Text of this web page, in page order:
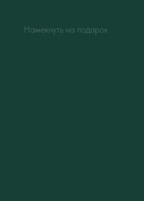
Намекнуть на подарок